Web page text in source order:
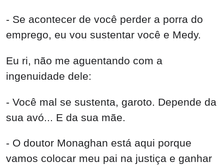
- Se acontecer de você perder a porra do
emprego, eu vou sustentar você e Medy.
Eu ri, não me aguentando com a
ingenuidade dele:
- Você mal se sustenta, garoto. Depende da
sua avó... E da sua mãe.
- O doutor Monaghan está aqui porque
vamos colocar meu pai na justiça e ganhar